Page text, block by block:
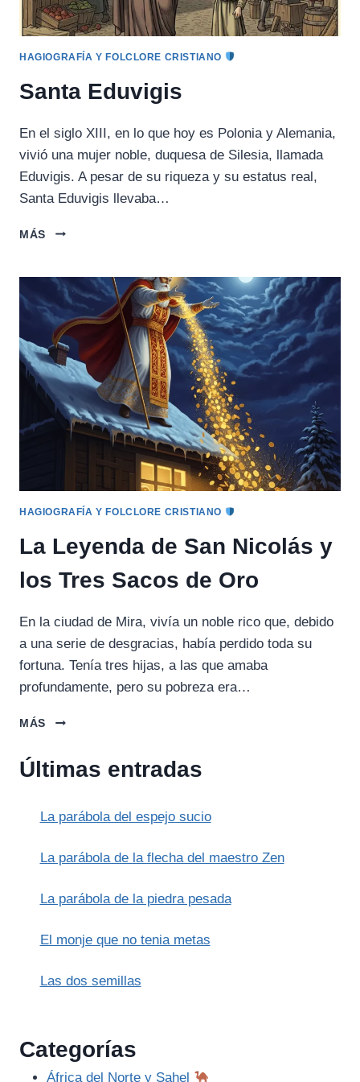
HAGIOGRAFÍA Y FOLCLORE CRISTIANO
Santa Eduvigis
En el siglo XIII, en lo que hoy es Polonia y Alemania,
vivió una mujer noble, duquesa de Silesia, llamada
Eduvigis. A pesar de su riqueza y su estatus real,
Santa Eduvigis llevaba…
MÁS
SANTA
HAGIOGRAFÍA Y FOLCLORE CRISTIANO
La Leyenda de San Nicolás y
los Tres Sacos de Oro
En la ciudad de Mira, vivía un noble rico que, debido
a una serie de desgracias, había perdido toda su
fortuna. Tenía tres hijas, a las que amaba
profundamente, pero su pobreza era…
MÁS
LA
SAN
LOS
SACOS
Últimas entradas
La parábola del espejo sucio
La parábola de la flecha del maestro Zen
La parábola de la piedra pesada
El monje que no tenia metas
Las dos semillas
Categorías
África del Norte y Sahel